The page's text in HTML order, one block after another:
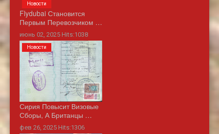
Flydubai Становится
Первым Перевозчиком …
июнь 02, 2025 Hits:1038
Новости
Сирия Повысит Визовые
Сборы, А Британцы …
фев 26, 2025 Hits:1306
Новости